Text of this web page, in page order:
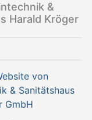
&
Harald Kröger
von
& Sanitätshaus
GmbH